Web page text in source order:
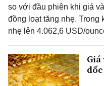
so với đầu phiên khi giá
đồng loạt tăng nhẹ. Trong
nhẹ lên 4.062,6 USD/